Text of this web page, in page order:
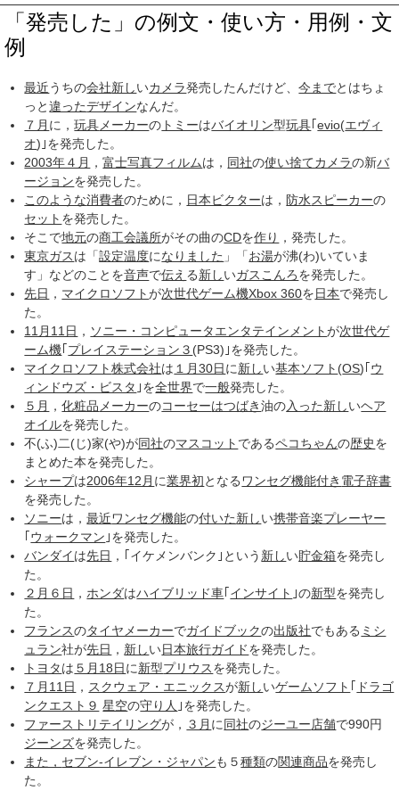
「発売した」の例文・使い方・用例・文
例
最近うちの会社新しいカメラ発売したんだけど、今までとはちょ
っと違ったデザインなんだ。
７月 に，玩具 メーカーの トミーはバイオリン型玩具 ｢evio(エヴィ
オ)｣を発売した。
2003年４月 ，富士写真フィルムは， 同社の使い捨てカメラの新バ
ージョンを発売した。
このような消費者のために， 日本ビクターは， 防水スピーカーの
セット を発売した。
そこで地元の商工会議所がその曲のCDを作り ，発売した。
東京ガスは「設定温度になりました 」「お湯が沸(わ)いていま
す」などのことを音声で伝え る新しいガスこんろを発売した。
先日 ， マイクロソフトが次世代ゲーム機Xbox 360を日本で発売し
た。
11月11日 ， ソニー・コンピュータエンタテインメントが次世代ゲ
ーム機 プレイステーション３ (PS3)｣を発売した。
マイクロソフト株式会社は １月30日に新しい基本ソフト (OS)｢ ウ
ィンドウズ・ビスタ ｣を全世界で一般発売した。
５月 ，化粧品 メーカーのコーセーはつばき油の入った新しいヘア
オイルを発売した。
不(ふ)二(じ)家(や)が同社のマスコット であるペコちゃんの歴史を
まとめた本を発売した。
シャープは2006年12月 に業界初となる ワンセグ機能付き 電子辞書
を発売した。
ソニーは，最近ワンセグ機能の付いた新しい携帯音楽プレーヤー
ウォークマン ｣を発売した。
バンダイは先日 ，｢イケメンバンク｣という 新しい貯金箱を発売し
た。
２月６日 ， ホンダはハイブリッド車 インサイト ｣の新型を発売し
た。
フランスのタイヤメーカーでガイドブックの出版社でもある ミシ
ュラン社が先日 ， 新しい日本旅行ガイドを発売した。
トヨタは ５月18日に新型プリウスを発売した。
７月11日 ， スクウェア・エニックスが新しいゲームソフト
ドラゴ
ンクエスト９ 星空の守り人 ｣を発売した。
ファーストリテイリングが， ３月 に同社のジーユー店舗で990円
ジーンズを発売した。
また， セブン-イレブン・ジャパンも５種類の関連商品を発売し
た。